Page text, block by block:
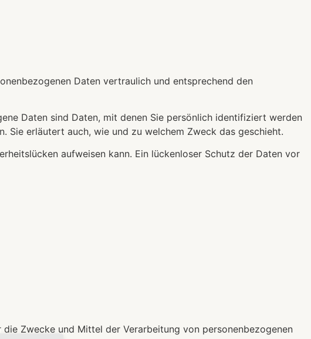
Daten vertraulich und entsprechend den
Daten sind Daten, mit denen Sie persönlich identifiziert werden
Sie erläutert auch, wie und zu welchem Zweck das geschieht.
aufweisen kann. Ein lückenloser Schutz der Daten vor
Zwecke und Mittel der Verarbeitung von personenbezogenen